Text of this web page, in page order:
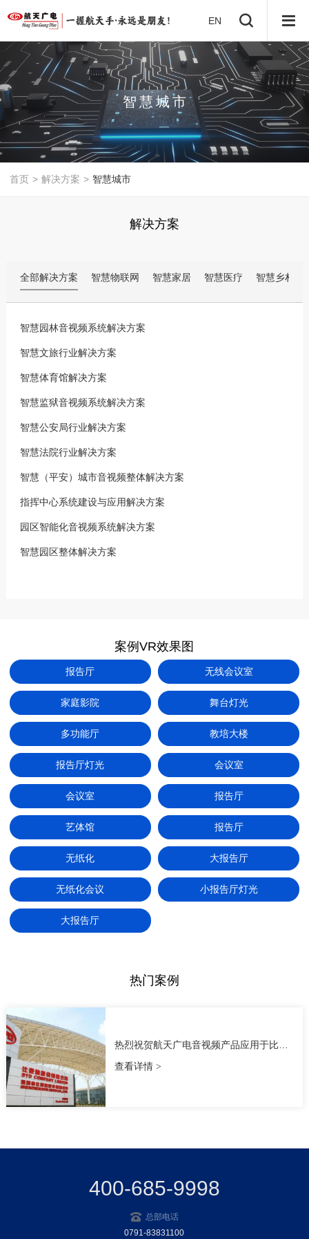
EN
智慧城市
首页 > 解决方案 > 智慧城市
解决方案
全部解决方案 智慧物联网 智慧家居 智慧医疗 智慧乡村
智慧园林音视频系统解决方案
智慧文旅行业解决方案
智慧体育馆解决方案
智慧监狱音视频系统解决方案
智慧公安局行业解决方案
智慧法院行业解决方案
智慧（平安）城市音视频整体解决方案
指挥中心系统建设与应用解决方案
园区智能化音视频系统解决方案
智慧园区整体解决方案
案例VR效果图
报告厅 无线会议室
家庭影院 舞台灯光
多功能厅 教培大楼
报告厅灯光 会议室
会议室 报告厅
艺体馆 报告厅
无纸化 大报告厅
无纸化会议 小报告厅灯光
大报告厅
热门案例
热烈祝贺航天广电音视频产品应用于比亚
查看详情
400-685-9998
总部电话
0791-83831100